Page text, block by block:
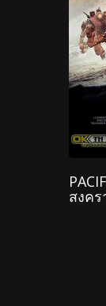
สงคร